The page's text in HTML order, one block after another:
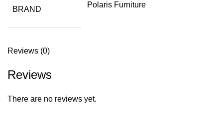
BRAND
Polaris Furniture
Reviews (0)
Reviews
There are no reviews yet.